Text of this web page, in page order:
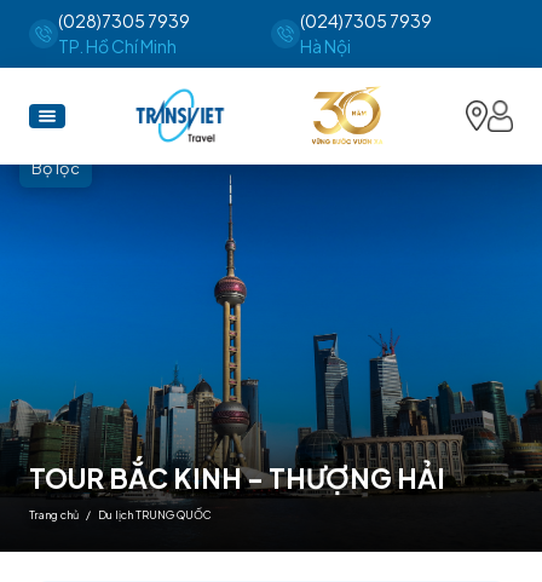
(028)7305 7939
TP. Hồ Chí Minh
(024)7305 7939
Hà Nội
TOUR BẮC KINH - THƯỢNG HẢI
Trang chủ / Du lịch TRUNG QUỐC
Bộ lọc